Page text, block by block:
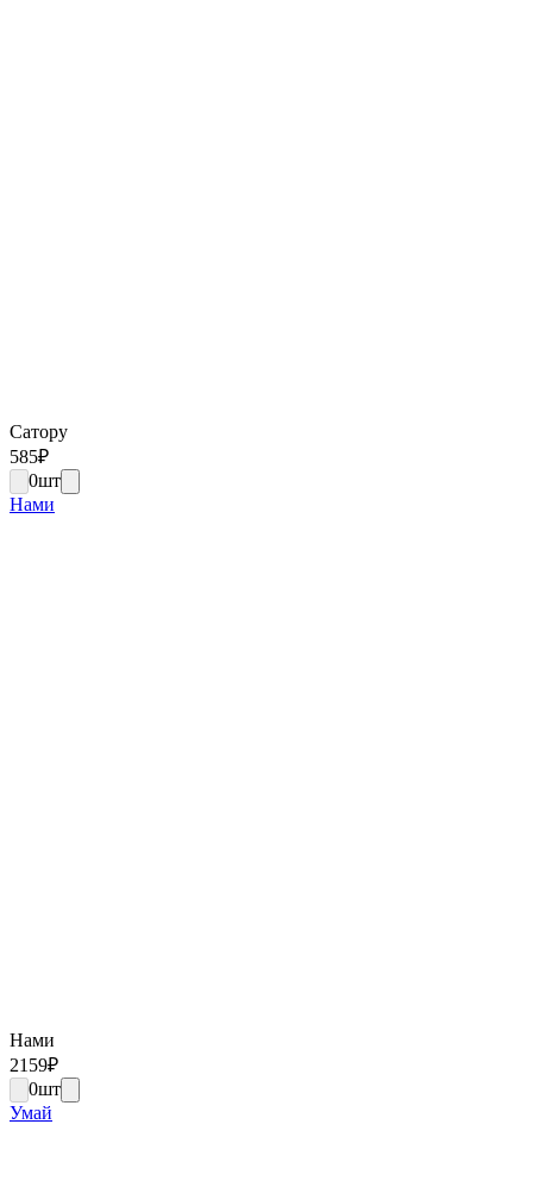
Сатору
585₽
0шт
Нами
Нами
2159₽
0шт
Умай